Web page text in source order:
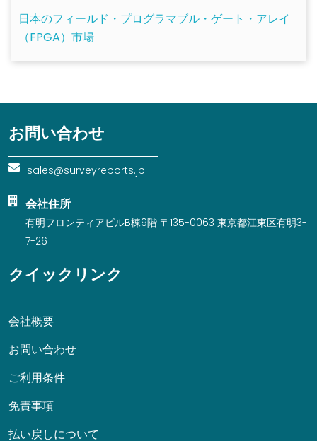
日本のフィールド・プログラマブル・ゲート・アレイ
（FPGA）市場
お問い合わせ
sales@surveyreports.jp
会社住所
有明フロンティアビルB棟9階 〒135-0063 東京都江東区有明3-
7-26
クイックリンク
会社概要
お問い合わせ
ご利用条件
免責事項
払い戻しについて